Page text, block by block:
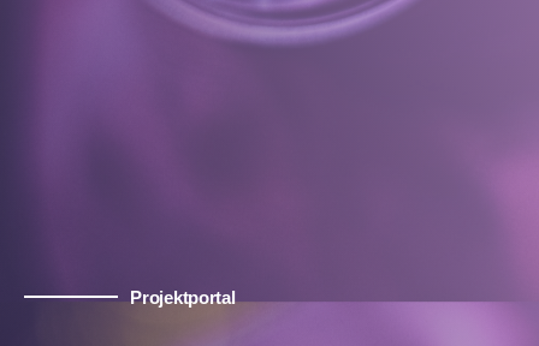
Projektportal